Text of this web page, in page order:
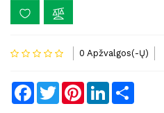
0 Apžvalgos(-Ų)
Facebook
TwitterPinterestLinkedIn